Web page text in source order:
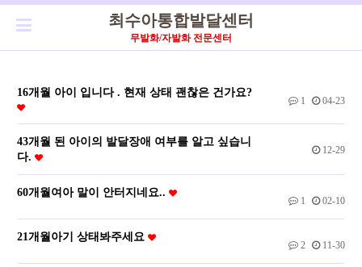
최수아통합발달센터
무발화/자발화 전문센터
16개월 아이 입니다 . 현재 상태 괜찮은 건가요?
1 04-23
43개월 된 아이의 발달장애 여부를 알고 싶습니
다.
12-29
60개월여아 말이 안터지네요..
1 02-10
21개월아기 상태봐주세요
2 11-30